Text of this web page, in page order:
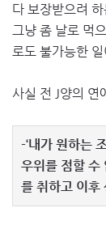
다 보장받으려
그냥 좀 날로 먹
로도 불가능한
사실 전 J양의 연
-‘내가 원하는
우위를 점할 수
를 취하고 이후